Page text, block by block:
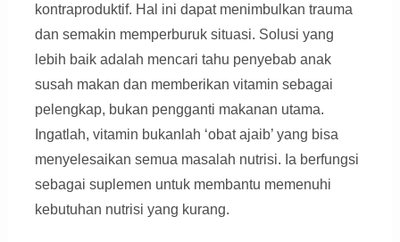
kontraproduktif. Hal ini dapat menimbulkan trauma
dan semakin memperburuk situasi. Solusi yang
lebih baik adalah mencari tahu penyebab anak
susah makan dan memberikan vitamin sebagai
pelengkap, bukan pengganti makanan utama.
Ingatlah, vitamin bukanlah ‘obat ajaib’ yang bisa
menyelesaikan semua masalah nutrisi. Ia berfungsi
sebagai suplemen untuk membantu memenuhi
kebutuhan nutrisi yang kurang.